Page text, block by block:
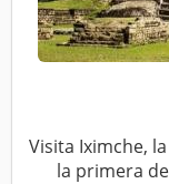
Visita Iximche,
la primera